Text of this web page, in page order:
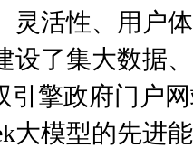
灵活性、用户
设了集大数据
引擎政府门户
大模型的先进